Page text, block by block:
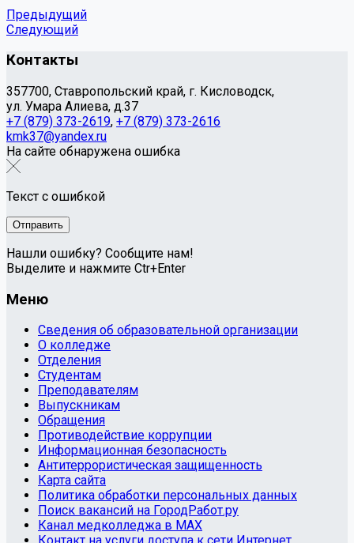
Предыдущий
Следующий
Контакты
357700, Ставропольский край, г. Кисловодск,
ул. Умара Алиева, д.37
+7 (879) 373-2619, +7 (879) 373-2616
kmk37@yandex.ru
На сайте обнаружена ошибка
Текст с ошибкой
Нашли ошибку? Сообщите нам!
Выделите и нажмите Ctr+Enter
Меню
Сведения об образовательной организации
О колледже
Отделения
Студентам
Преподавателям
Выпускникам
Обращения
Противодействие коррупции
Информационная безопасность
Антитеррористическая защищенность
Карта сайта
Политика обработки персональных данных
Поиск вакансий на ГородРабот.ру
Канал медколледжа в MAX